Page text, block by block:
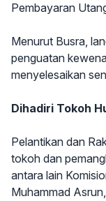
Pembayaran
Menurut Busra,
penguatan
menyelesaikan
Dihadiri Tokoh
Pelantikan dan
tokoh dan
antara lain
Muhammad